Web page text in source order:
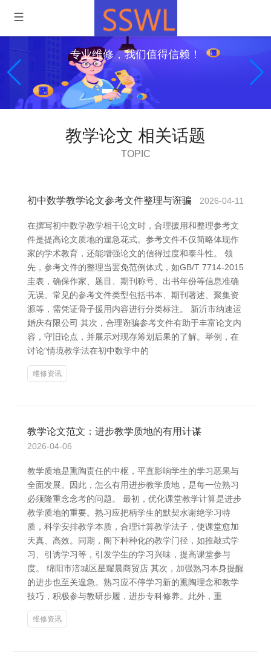
专业维修，我们值得信赖！
教学论文 相关话题
TOPIC
初中数学教学论文参考文件整理与诳骗 2026-04-11
在撰写初中数学教学相干论文时，合理援用和整理参考文
件是提高论文质地的遑急花式。参考文件不仅简略体现作
家的学术教育，还能增强论文的信得过度和泰斗性。 领
先，参考文件的整理当罢免范例体式，如GB/T 7714-2015
圭表，确保作家、题目、期刊称号、出书年份等信息准确
无误。常见的参考文件类型包括书本、期刊著述、聚集资
源等，需凭证骨子援用内容进行分类标注。 新沂市纳速运
婚庆有限公司 其次，合理诳骗参考文件有助于丰富论文内
容，守旧论点，并展示对现存筹划后果的了解。举例，在
讨论“情境教学法在初中数学中的
维修资讯
教学论文范文：进步教学质地的有用计谋
2026-04-06
教学质地是熏陶责任的中枢，平直影响学生的学习恶果与
全面发展。因此，怎么有用进步教学质地，是每一位熟习
必须隆重念念考的问题。 最初，优化课堂教学计算是进步
教学质地的重要。熟习应把柄学生的默契水谢绝学习特
质，科学安排教学本质，合理计算教学法子，使课堂愈加
天真、高效。同期，阁下种种化的教学门径，如推敲式学
习、引诱学习等，引发学生的学习兴味，提高课堂参与
度。 绵阳市涪城区星耀晨商贸店 其次，加强熟习本身提醒
的进步也至关遑急。熟习应不停学习新的熏陶理念和教学
技巧，积极参与教研步履，进步专科修养。此外，重
维修资讯